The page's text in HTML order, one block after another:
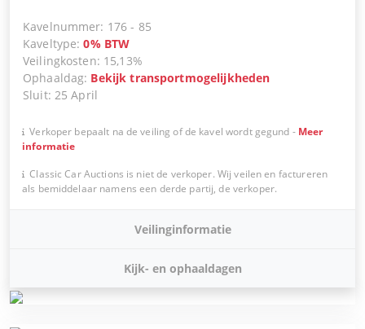
Kavelnummer: 176 - 85
Kaveltype:0% BTW
Veilingkosten: 15,13%
Ophaaldag: Bekijk transportmogelijkheden
Sluit: 25 April
Verkoper bepaalt na de veiling of de kavel wordt gegund - Meer
informatie
Classic Car Auctions is niet de verkoper. Wij veilen en factureren
als bemiddelaar namens een derde partij, de verkoper.
Veilinginformatie
Kijk- en ophaaldagen